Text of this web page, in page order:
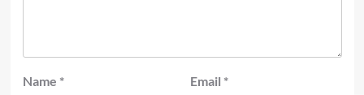
Name * Email *